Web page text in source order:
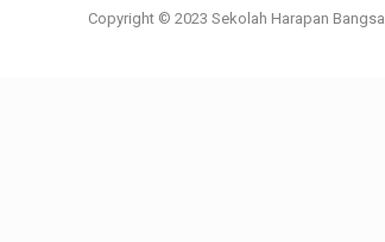
Copyright © 2023 Sekolah Harapan Bangsa